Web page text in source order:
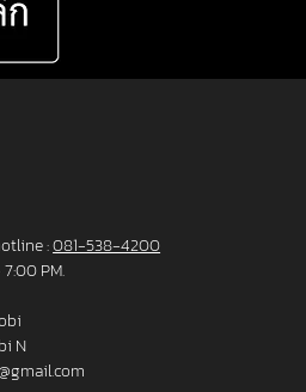
:081-538-4200
PM.
N